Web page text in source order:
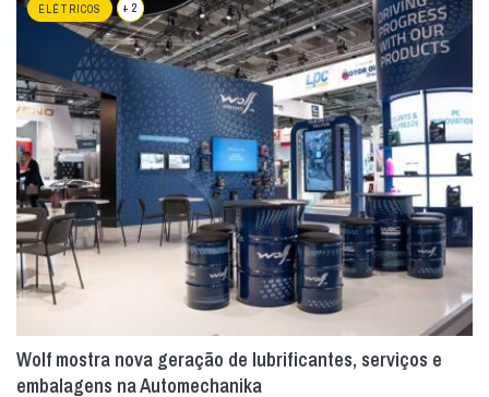
ELÉTRICOS + 2
Wolf mostra nova geração de lubrificantes, serviços e
embalagens na Automechanika